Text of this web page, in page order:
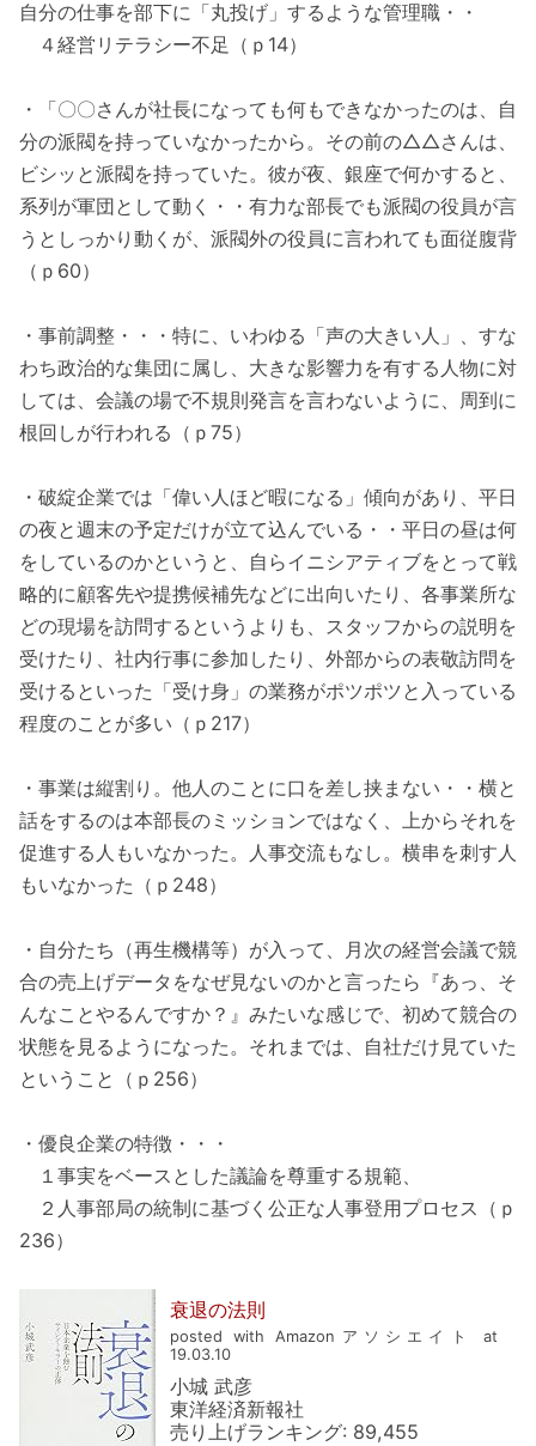
自分の仕事を部下に「丸投げ」するような管理職・・
４経営リテラシー不足（ｐ14）
・「〇〇さんが社長になっても何もできなかったのは、自
分の派閥を持っていなかったから。その前の△△さんは、
ビシッと派閥を持っていた。彼が夜、銀座で何かすると、
系列が軍団として動く・・有力な部長でも派閥の役員が言
うとしっかり動くが、派閥外の役員に言われても面従腹背
（ｐ60）
・事前調整・・・特に、いわゆる「声の大きい人」、すな
わち政治的な集団に属し、大きな影響力を有する人物に対
しては、会議の場で不規則発言を言わないように、周到に
根回しが行われる（ｐ75）
・破綻企業では「偉い人ほど暇になる」傾向があり、平日
の夜と週末の予定だけが立て込んでいる・・平日の昼は何
をしているのかというと、自らイニシアティブをとって戦
略的に顧客先や提携候補先などに出向いたり、各事業所な
どの現場を訪問するというよりも、スタッフからの説明を
受けたり、社内行事に参加したり、外部からの表敬訪問を
受けるといった「受け身」の業務がポツポツと入っている
程度のことが多い（ｐ217）
・事業は縦割り。他人のことに口を差し挟まない・・横と
話をするのは本部長のミッションではなく、上からそれを
促進する人もいなかった。人事交流もなし。横串を刺す人
もいなかった（ｐ248）
・自分たち（再生機構等）が入って、月次の経営会議で競
合の売上げデータをなぜ見ないのかと言ったら『あっ、そ
んなことやるんですか？』みたいな感じで、初めて競合の
状態を見るようになった。それまでは、自社だけ見ていた
ということ（ｐ256）
・優良企業の特徴・・・
１事実をベースとした議論を尊重する規範、
２人事部局の統制に基づく公正な人事登用プロセス（ｐ
236）
衰退の法則
posted with Amazonアソシエイト at
19.03.10
小城 武彦
東洋経済新報社
売り上げランキング: 89,455